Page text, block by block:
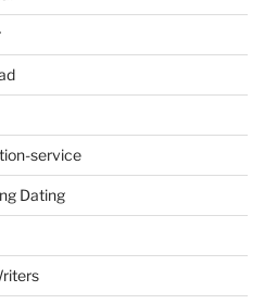
service
Dating